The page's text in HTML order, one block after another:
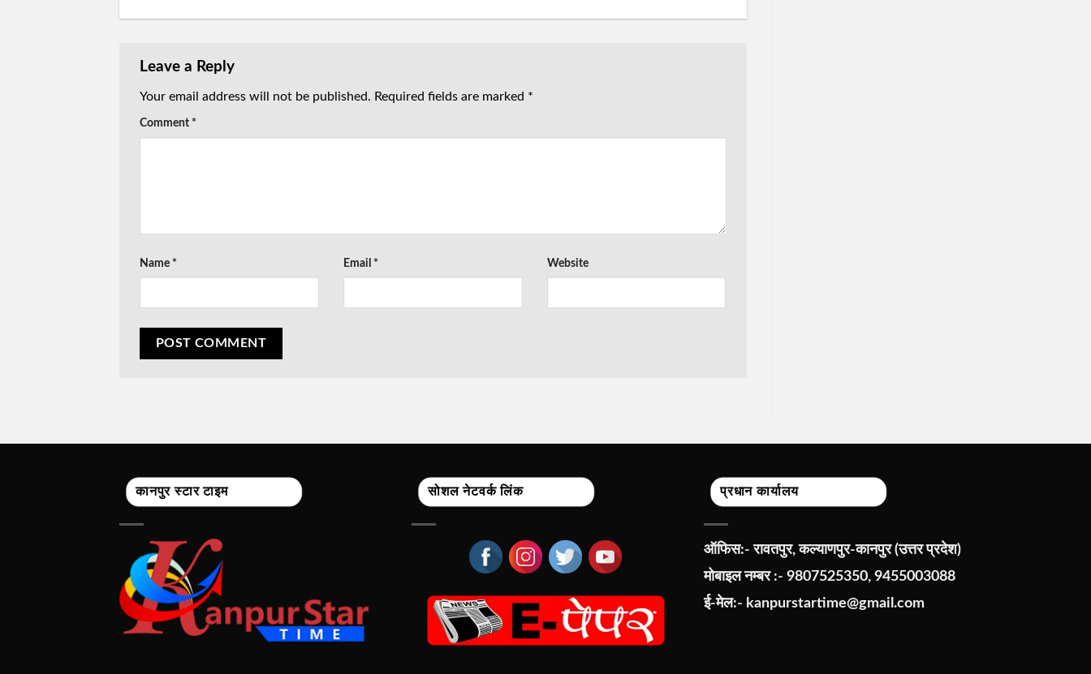
Leave a Reply
Your email address will not be published. Required fields are marked *
Comment *
Name * Email * Website
कानपुर स्टार टाइम सोशल नेटवर्क लिंक प्रधान कार्यालय
ऑफिस:- रावतपुर, कल्याणपुर-कानपुर (उत्तर प्रदेश)
मोबाइल नम्बर :- 9807525350, 9455003088
ई-मेल:- kanpurstartime@gmail.com